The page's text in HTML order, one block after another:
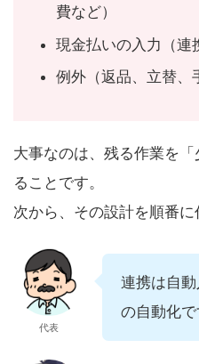
費など）
現金払いの入力（連
例外（返品、立替、
大事なのは、残る作業を
ることです。
次から、その設計を順番に
代表
連携は自
の自動化で